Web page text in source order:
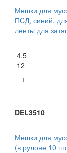
Мешки для
ПCД, синий,
ленты для
4.5
12
+
DEL3510
Мешки для
(в рулоне 10